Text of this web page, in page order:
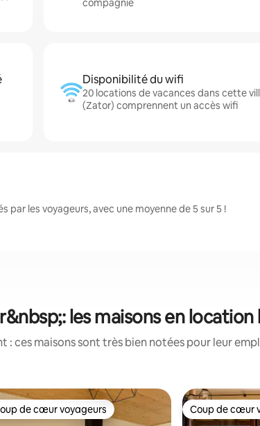
compagnie
Disponibilité du wifi
20 locations de vacances dans cette
(Zator) comprennent un accès wifi
les voyageurs, avec une moyenne de 5 sur 5 !
les maisons en
: ces maisons sont très bien notées pour leur
de cœur voyageurs les plus appréciés
de cœur voyageurs Coup de cœur
Coup de cœur